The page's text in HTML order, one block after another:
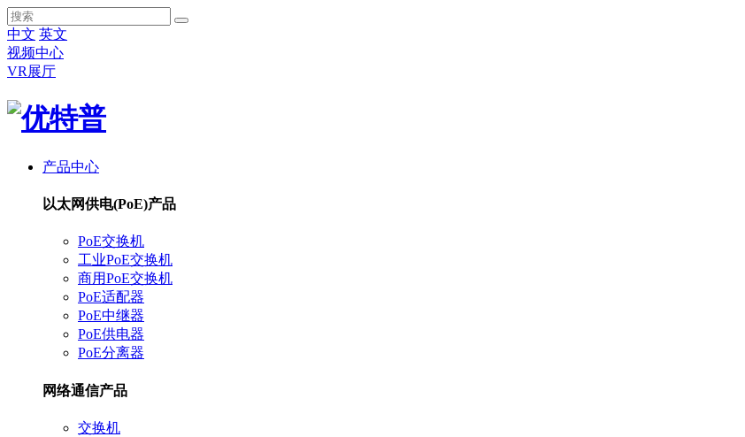
中文 英文
视频中心
VR展厅
产品中心
以太网供电(PoE)产品
PoE交换机
工业PoE交换机
商用PoE交换机
PoE适配器
PoE中继器
PoE供电器
PoE分离器
网络通信产品
交换机